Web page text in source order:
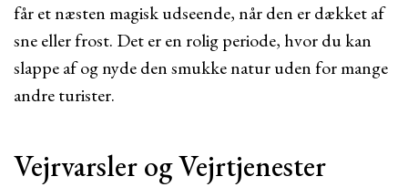
får et næsten magisk udseende, når den er dækket af
sne eller frost. Det er en rolig periode, hvor du kan
slappe af og nyde den smukke natur uden for mange
andre turister.
Vejrvarsler og Vejrtjenester